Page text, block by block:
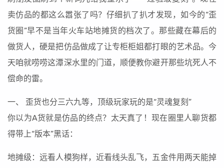
卖仿品的都这么嚣张了吗？仔细扒了扒才发现，如今的“歪
货圈”早不是当年火车站地摊货的档次了。那些藏在幕后的
做货人，硬是把仿品做成了让专柜柜姐都打眼的艺术品。今
天咱就唠唠这潭深水里的门道，顺便教你避开那些坑死人不
偿命的雷。
一、 歪货也分三六九等，顶级玩家玩的是“灵魂复刻”
你以为A货就是仿品的终点？太天真了！现在圈里人聊货都
得带上“版本”黑话：
地摊级：远看人模狗样，近看线头乱飞，五金件用两天能掉